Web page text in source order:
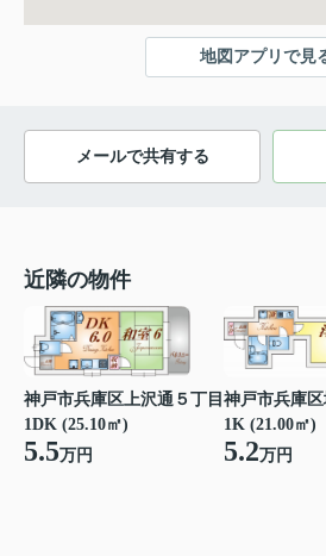
地図アプリで見
メールで共有する
近隣の物件
神戸市兵庫区上沢通５丁目
1DK (25.10㎡)
5.5万円
神戸市兵庫
1K (21.00㎡)
5.2万円